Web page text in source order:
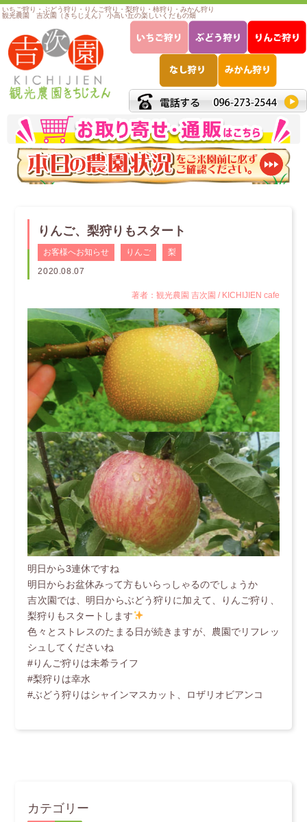
いちご狩り・ぶどう狩り・りんご狩り・梨狩り・柿狩り・みかん狩り
観光農園 吉次園（きちじえん） 小高い丘の楽しいくだもの畑
りんご、梨狩りもスタート
お客様へお知らせ りんご
梨
2020.08.07
著者：観光農園 吉次園 / KICHIJIEN cafe
明日から3連休ですね
明日からお盆休みって方もいらっしゃるのでしょうか
吉次園では、明日からぶどう狩りに加えて、りんご狩り、
梨狩りもスタートします
色々とストレスのたまる日が続きますが、農園でリフレッ
シュしてくださいね
#りんご狩りは未希ライフ
#梨狩りは幸水
#ぶどう狩りはシャインマスカット、ロザリオビアンコ
カテゴリー